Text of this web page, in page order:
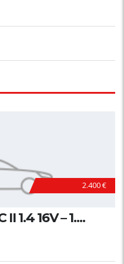
2.400 €
1.4 16V – 1....